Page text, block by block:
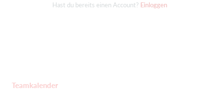
Hast du bereits einen Account? Einloggen
Teamkalender